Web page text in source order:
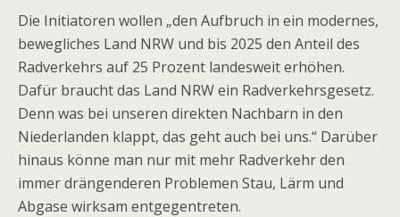
Die Initiatoren wollen „den Aufbruch in ein modernes,
bewegliches Land NRW und bis 2025 den Anteil des
Radverkehrs auf 25 Prozent landesweit erhöhen.
Dafür braucht das Land NRW ein Radverkehrsgesetz.
Denn was bei unseren direkten Nachbarn in den
Niederlanden klappt, das geht auch bei uns.“ Darüber
hinaus könne man nur mit mehr Radverkehr den
immer drängenderen Problemen Stau, Lärm und
Abgase wirksam entgegentreten.